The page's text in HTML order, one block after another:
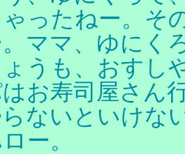
ったねー。そ
ママ、ゆにく
うも、おすし
はお寿司屋さん
ないといけな
ー。